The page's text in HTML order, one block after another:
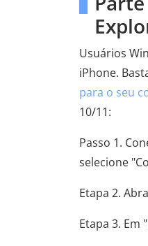
Usuários
iPhone.
para o seu
10/11:
Passo 1.
selecione
Etapa 2.
Etapa 3. Em